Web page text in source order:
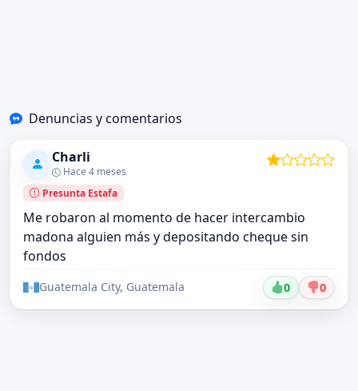
Denuncias y comentarios
Charli
Hace 4 meses
Presunta Estafa
Me robaron al momento de hacer intercambio
madona alguien más y depositando cheque sin
fondos
Guatemala City, Guatemala 0 0